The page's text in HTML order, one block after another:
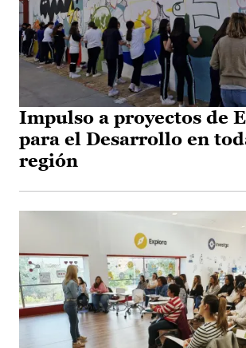
Impulso a proyectos de
para el Desarrollo en
región